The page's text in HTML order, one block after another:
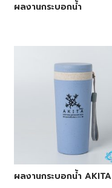
ผลงานกระบอกน้ำ
ผลงานกระบอกน้ำ AKITA